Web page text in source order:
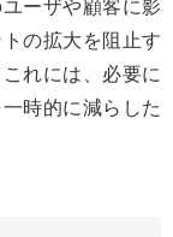
ーザや顧客に影
の拡大を阻止す
れには、必要に
時的に減らした